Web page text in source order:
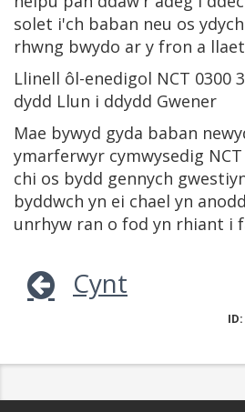
solet i'ch baban neu os
rhwng bwydo ar y fron a
Llinell ôl-enedigol NCT 0300
dydd Llun i ddydd Gwener
Mae bywyd gyda baban
ymarferwyr cymwysedig
chi os bydd gennych
byddwch yn ei chael yn
unrhyw ran o fod yn rhiant i
Cynt
ID: